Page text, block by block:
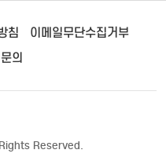
침
이메일무단수집거부
의
Reserved.